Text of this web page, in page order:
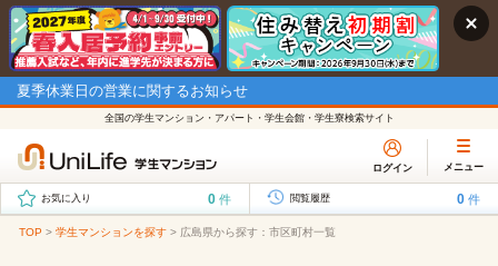
夏季休業日の営業に関するお知らせ
全国の学生マンション・アパート・学生会館・学生寮検索サイト
ログイン メニュー
お気に入り 0 件 閲覧履歴 0 件
TOP > 学生マンションを探す > 広島県から探す：市区町村一覧